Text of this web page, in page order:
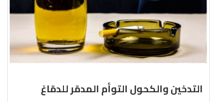
التدخين والكحول التوأم المدمّر للدمّاغ